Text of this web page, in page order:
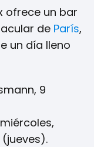
ofrece un bar
de París,
un día lleno
9